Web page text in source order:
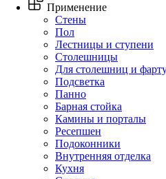
Применение
Стены
Пол
Лестницы и ступени
Столешницы
Для столешниц и
Подсветка
Панно
Барная стойка
Камины и порталы
Ресепшен
Подоконники
Внутренняя отделка
Кухня